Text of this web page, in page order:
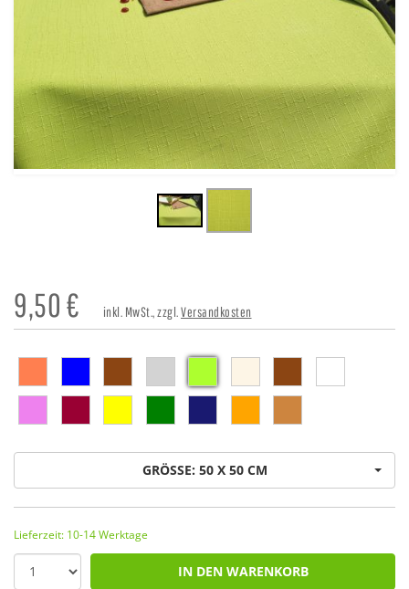
9,50€ inkl. MwSt., zzgl.Versandkosten
GRÖSSE: 50 X 50 CM
Lieferzeit: 10-14 Werktage
IN DEN WARENKORB